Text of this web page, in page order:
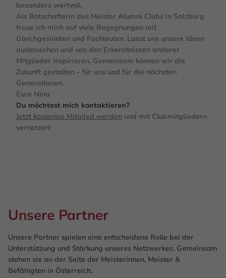
besonders wertvoll.
Als Botschafterin des Meister Alumni Clubs in Salzburg
freue ich mich auf viele Begegnungen mit
Gleichgesinnten und Fachleuten. Lasst uns unsere Ideen
austauschen und von den Erkenntnissen anderer
Mitglieder inspirieren. Gemeinsam können wir die
Zukunft gestalten – für uns und für die nächsten
Generationen.
Eure Nina
Du möchtest mich kontaktieren?
Jetzt kostenlos Mitglied werden und mit Clubmitgliedern
vernetzen!
Unsere Partner
Unsere Partner spielen eine entscheidene Rolle bei der
Unterstützung und Stärkung unseres Netzwerkes. Gemeinsam
stehen sie an der Seite der Meisterinnen, Meister &
Befähigten in Österreich.